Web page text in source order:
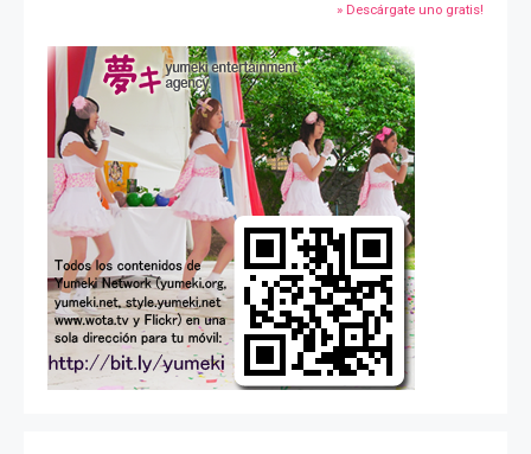
» Descárgate uno gratis!